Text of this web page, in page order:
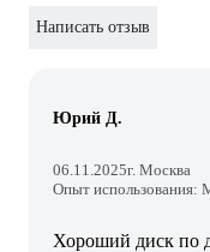
Написать отзыв
Юрий Д.
06.11.2025г. Москва
Опыт использования:
Хороший диск по